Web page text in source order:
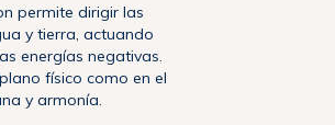
permite dirigir las
y tierra, actuando
energías negativas.
físico como en el
y armonía.